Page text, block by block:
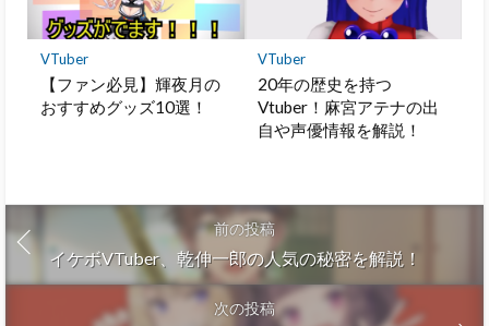
VTuber
【ファン必見】輝夜月の
おすすめグッズ10選！
VTuber
20年の歴史を持つ
Vtuber！麻宮アテナの出
自や声優情報を解説！
前の投稿
イケボVTuber、乾伸一郎の人気の秘密を解説！
次の投稿